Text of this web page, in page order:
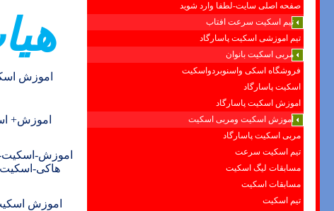
صفحه اصلی سایت-لطفا وارد شوید
تیم اسکیت سرعت افتاب
تیم اموزشی اسکیت پاسارگاد
مربی اسکیت بانوان
فروشگاه اسکی واسنوبردواسکیت
اسکیت پاسارگاد
اموزش اسکیت پاسارگاد
اموزش اسکیت ومربی اسکیت
مربی اسکیت پاسارگاد
تیم اسکیت سرعت
مسابقات لیگ اسکیت
مسابقات اسکیت
تیم اسکیت
اموزش
اموزش+
اموزش-
هاکی-اسکیت
اموزش